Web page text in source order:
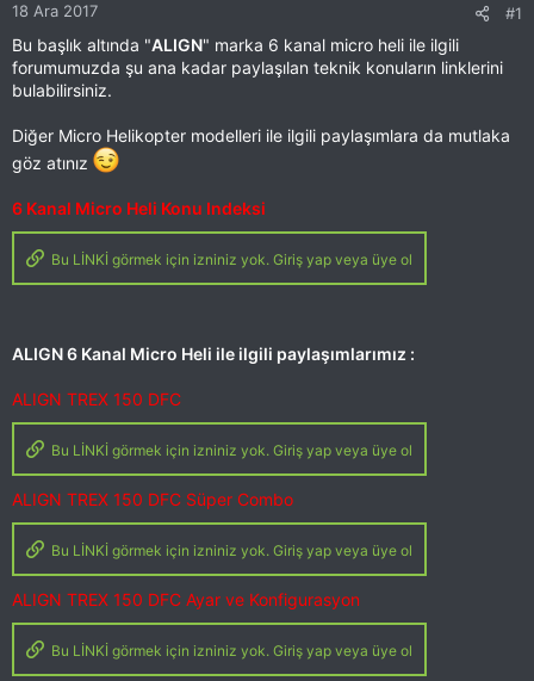
18 Ara 2017 #1
Bu başlık altında "ALIGN" marka 6 kanal micro heli ile ilgili
forumumuzda şu ana kadar paylaşılan teknik konuların linklerini
bulabilirsiniz.
Diğer Micro Helikopter modelleri ile ilgili paylaşımlara da mutlaka
göz atınız
6 Kanal Micro Heli Konu Indeksi
Bu LİNKİ görmek için izniniz yok. Giriş yap veya üye ol
ALIGN 6 Kanal Micro Heli ile ilgili paylaşımlarımız :
ALIGN TREX 150 DFC
Bu LİNKİ görmek için izniniz yok. Giriş yap veya üye ol
ALIGN TREX 150 DFC Süper Combo
Bu LİNKİ görmek için izniniz yok. Giriş yap veya üye ol
ALIGN TREX 150 DFC Ayar ve Konfigurasyon
Bu LİNKİ görmek için izniniz yok. Giriş yap veya üye ol